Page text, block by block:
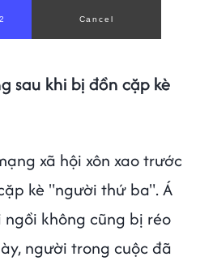
sau khi bị đồn cặp kè
xã hội xôn xao trước
kè "người thứ ba". Á
ngồi không cũng bị réo
người trong cuộc đã